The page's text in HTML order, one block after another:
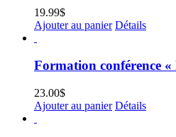
19.99$
Ajouter au panier Détails
Formation conférence «
23.00$
Ajouter au panier Détails